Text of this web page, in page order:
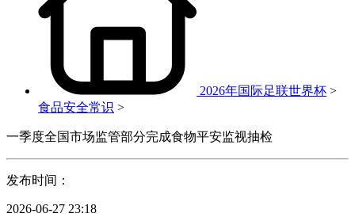
2026年国际足联世界杯 >
食品安全常识 >
一季度全国市场监管部分完成食物平安监视抽检
发布时间：
2026-06-27 23:18